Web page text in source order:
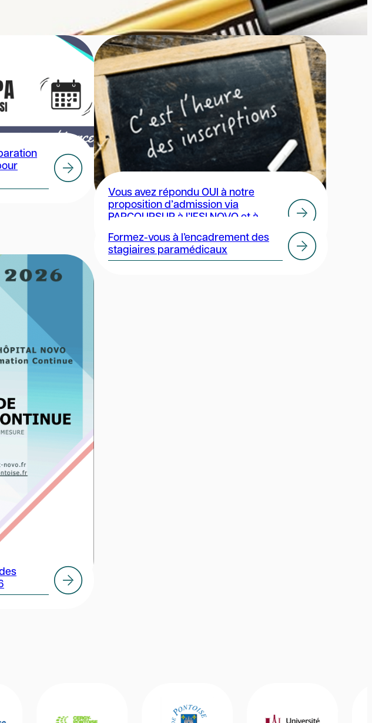
Vous avez répondu OUI à notre
proposition d’admission via
PARCOURSUP à l’IFSI NOVO et à
Formez-vous à l’encadrement des
stagiaires paramédicaux